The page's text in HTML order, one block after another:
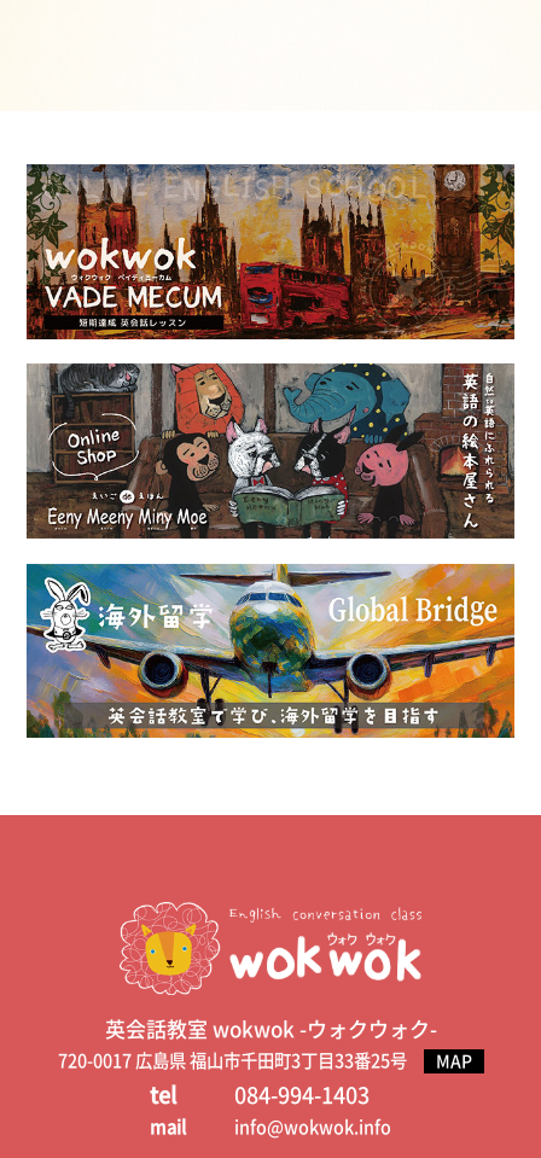
英会話教室 wokwok -ウォクウォク-
720-0017 広島県 福山市千田町3丁目33番25号 MAP
tel 084-994-1403
mail info@wokwok.info